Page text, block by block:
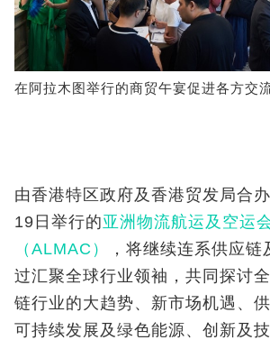
在阿拉木图举行的商贸午宴促进各方交
由香港特区政府及香港贸发局合
19日举行的亚洲物流航运及空运
（ALMAC）
，将继续连系供应
过汇聚全球行业领袖，共同探讨
链行业的大趋势、新市场机遇、供
可持续发展及绿色能源、创新及技